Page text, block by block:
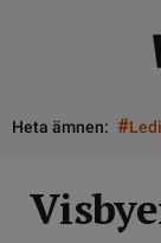
Heta ämnen: #